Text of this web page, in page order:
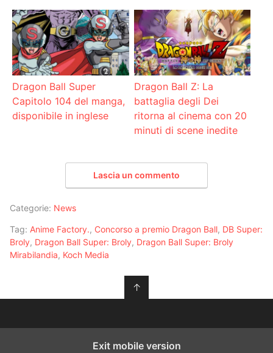
Dragon Ball Super
Capitolo 104 del manga,
disponibile in inglese
Dragon Ball Z: La
battaglia degli Dei
ritorna al cinema con 20
minuti di scene inedite
Lascia un commento
Categorie: News
Tag: Anime Factory., Concorso a premio Dragon Ball, DB Super:
Broly, Dragon Ball Super: Broly, Dragon Ball Super: Broly
Mirabilandia, Koch Media
↑
Exit mobile version